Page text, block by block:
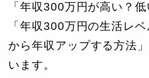
「年収300万円が高い？
「年収300万円の生活レ
から年収アップする方法
います。